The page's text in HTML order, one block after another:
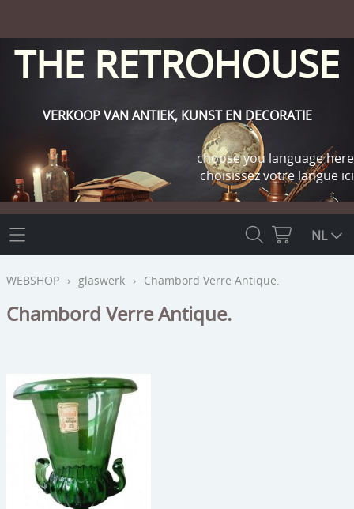
THE RETROHOUSE
VERKOOP VAN ANTIEK, KUNST EN DECORATIE
choose you language here
choisissez votre langue ici
THE RETROHOUSE
WEBSHOP
OUTLET
meubels
reclamevoorwerpen/merken
curiosa
schilderijen
INFO
CONTACT
NL
WEBSHOP › glaswerk › Chambord Verre Antique.
Chambord Verre Antique.